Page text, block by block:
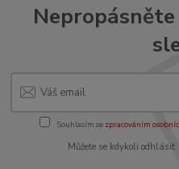
Souhlasím se zpracováním
Můžete se kdykoli